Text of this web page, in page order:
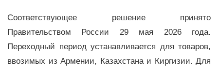
Соответствующее решение принято
Правительством России 29 мая 2026 года.
Переходный период устанавливается для товаров,
ввозимых из Армении, Казахстана и Киргизии. Для